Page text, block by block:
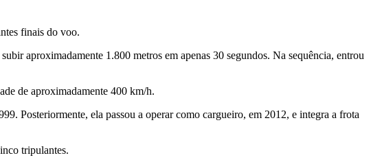
finais do voo.
aproximadamente 1.800 metros em apenas 30 segundos. Na sequência, entrou
de aproximadamente 400 km/h.
Posteriormente, ela passou a operar como cargueiro, em 2012, e integra a frota
tripulantes.